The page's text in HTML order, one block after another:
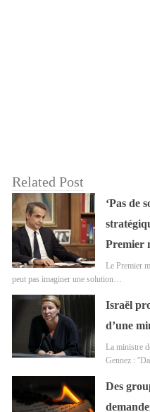
Related Post
‘Pas de
Premier
Le Premier
peut pas imaginer une solution…
Israël
d’une
La ministre
Gennez :
Des